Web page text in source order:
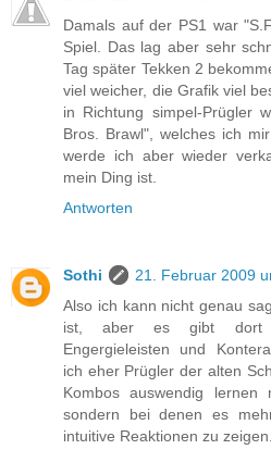
Damals auf der PS1 war
Spiel. Das lag aber sehr
Tag später Tekken 2
viel weicher, die Grafik viel
in Richtung simpel-Prügler
Bros. Brawl", welches ich
werde ich aber wieder
mein Ding ist.
Antworten
Sothi
21. Februar 2009
Also ich kann nicht genau
ist, aber es gibt dort
Engergieleisten und
ich eher Prügler der alten
Kombos auswendig
sondern bei denen es
intuitive Reaktionen zu zeigen.